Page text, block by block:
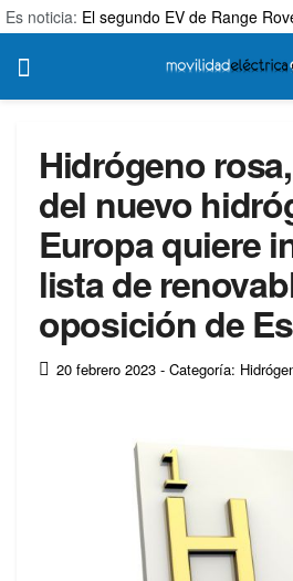
Es noticia: El segundo EV de Range
Hidrógeno
del nuevo
Europa quiere
lista de
oposición de
20 febrero 2023 - Categoría: